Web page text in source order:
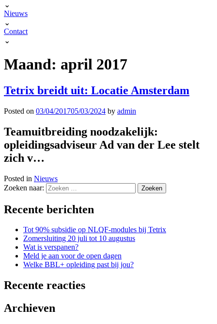
⌄
Nieuws
⌄
Contact
⌄
Maand: april 2017
Tetrix breidt uit: Locatie Amsterdam
Posted on 03/04/201705/03/2024 by admin
Teamuitbreiding noodzakelijk:
opleidingsadviseur Ad van der Lee stelt
zich v…
Posted in Nieuws
Zoeken naar:
Recente berichten
Tot 90% subsidie op NLQF-modules bij Tetrix
Zomersluiting 20 juli tot 10 augustus
Wat is verspanen?
Meld je aan voor de open dagen
Welke BBL+ opleiding past bij jou?
Recente reacties
Archieven